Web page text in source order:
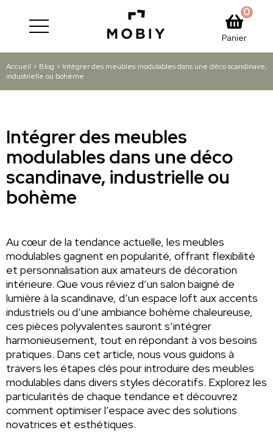
Panier
0
Accueil > Blog > Intégrer des meubles modulables dans une déco scandinave,
industrielle ou bohème
Intégrer des meubles
modulables dans une déco
scandinave, industrielle ou
bohème
Au cœur de la tendance actuelle, les meubles
modulables gagnent en popularité, offrant flexibilité
et personnalisation aux amateurs de décoration
intérieure. Que vous rêviez d’un salon baigné de
lumière à la scandinave, d’un espace loft aux accents
industriels ou d’une ambiance bohème chaleureuse,
ces pièces polyvalentes sauront s’intégrer
harmonieusement, tout en répondant à vos besoins
pratiques. Dans cet article, nous vous guidons à
travers les étapes clés pour introduire des meubles
modulables dans divers styles décoratifs. Explorez les
particularités de chaque tendance et découvrez
comment optimiser l’espace avec des solutions
novatrices et esthétiques.